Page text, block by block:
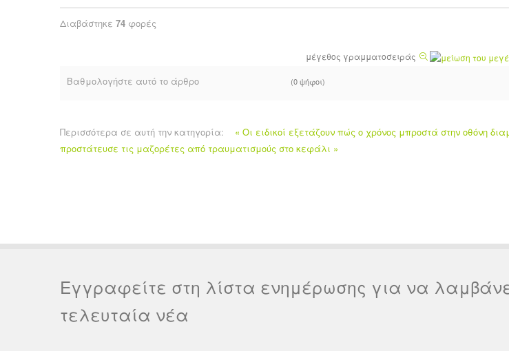
Διαβάστηκε 74 φορές
μέγεθος γραμματοσειράς
Βαθμολογήστε αυτό το άρθρο (0 ψήφοι)
Περισσότερα σε αυτή την κατηγορία: « Οι ειδικοί εξετάζουν πώς ο χρόνος μπροστά στην οθόνη
προστάτευσε τις μαζορέτες από τραυματισμούς στο κεφάλι »
Εγγραφείτε στη λίστα ενημέρωσης για να
τελευταία νέα